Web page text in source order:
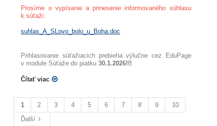
Prosíme o vypísanie a prinesenie informovaného súhlasu
k súťaži:
suhlas_A_SLovo_bolo_u_Boha.doc
Prihlasovanie súťažiacich prebieha výlučne cez EduPage
v module Súťaže do piatku 30.1.2026!!!
Čítať viac
1 2 3 4 5 6 7 8 9
10
Ďalší